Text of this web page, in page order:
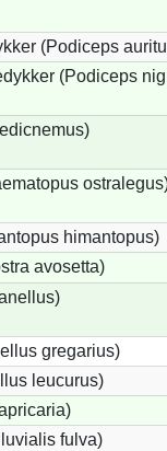
(Podiceps
(Podiceps
himantopus)
avosetta)
gregarius)
leucurus)
fulva)